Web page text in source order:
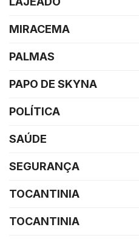
MIRACEMA
PALMAS
PAPO DE SKYNA
POLÍTICA
SAÚDE
SEGURANÇA
TOCANTINIA
TOCANTINIA